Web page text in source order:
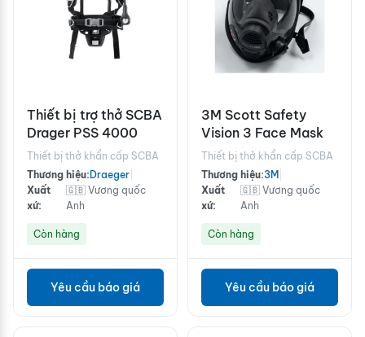
Thiết bị trợ thở SCBA
Drager PSS 4000
Thiết bị thở khẩn cấp SCBA
Thương hiệu:Draeger
Xuất
xứ:
🇬🇧 Vương quốc
Anh
Còn hàng
Yêu cầu báo giá
3M Scott Safety
Vision 3 Face Mask
Thiết bị thở khẩn cấp SCBA
Thương hiệu:3M
Xuất
xứ:
🇬🇧 Vương quốc
Anh
Còn hàng
Yêu cầu báo giá